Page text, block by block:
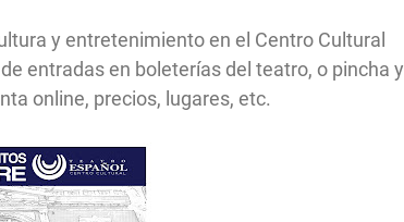
y entretenimiento en el Centro Cultural
entradas en boleterías del teatro, o pincha y
online, precios, lugares, etc.